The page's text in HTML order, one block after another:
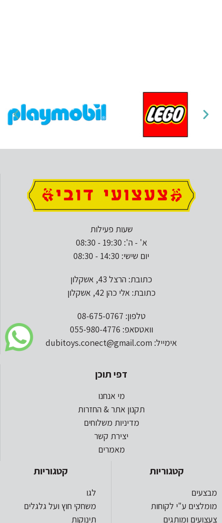
שעות פעילות
א' - ה': 19:30 - 08:30
יום שישי: 14:30 - 08:30
כתובת: הרצל 43, אשקלון
כתובת: אלי כהן 42, אשקלון
טלפון: 08-675-0767
וואטסאפ: 055-980-4776
אימייל: dubitoys.conect@gmail.com
דפי תוכן
מי אנחנו
תקנון אתר & החזרות
מדיניות משלוחים
יצירת קשר
מאמרים
קטגוריות
מבצעים
מומלצים ע"י לקוחות
צעצועים ומותגים
קטגוריות
לגו
משחקי חוץ ועל גלגלים
תינוקות